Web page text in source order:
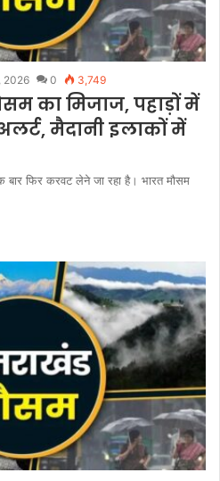
2026 0 3,749
का मिजाज, पहाड़ों में
मैदानी इलाकों में
बार फिर करवट लेने जा रहा है। भारत मौसम